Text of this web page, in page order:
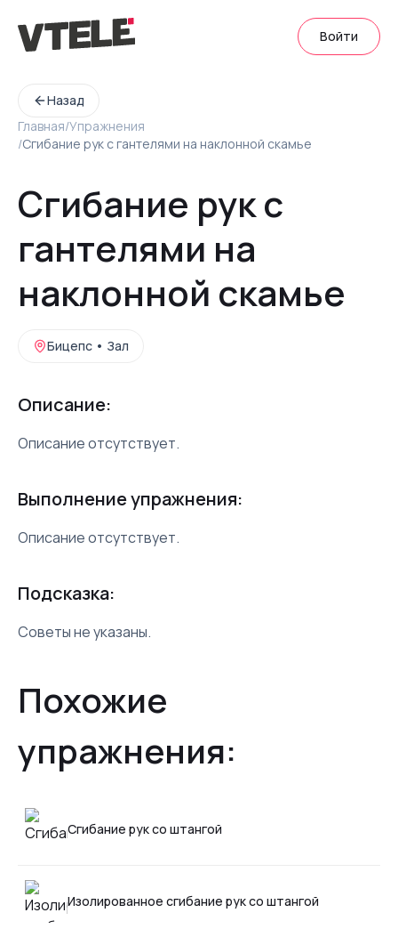
Войти
Назад
Главная/Упражнения
/Сгибание рук с гантелями на наклонной скамье
Сгибание рук с
гантелями на
наклонной скамье
Бицепс • Зал
Описание:
Описание отсутствует.
Выполнение упражнения:
Описание отсутствует.
Подсказка:
Советы не указаны.
Похожие
упражнения:
Сгибание рук со штангой
Изолированное сгибание рук со штангой